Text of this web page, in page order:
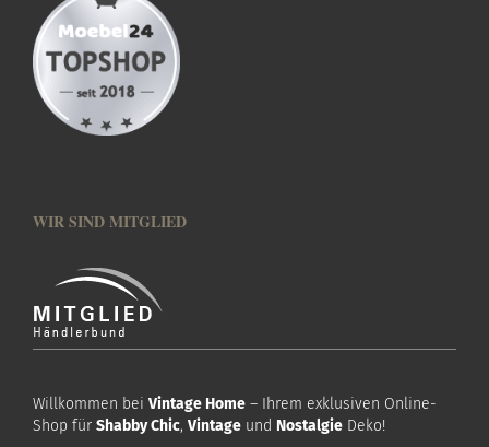
WIR SIND MITGLIED
Willkommen bei Vintage Home – Ihrem exklusiven Online-
Shop für Shabby Chic, Vintage und Nostalgie Deko!